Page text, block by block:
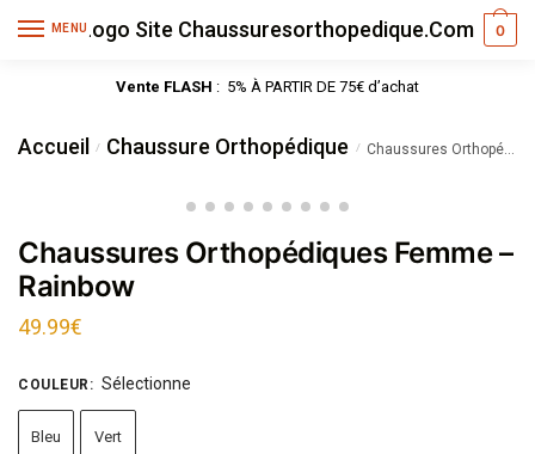
MENU 0
Vente FLASH : 5% À PARTIR DE 75€ d’achat
Accueil / Chaussure Orthopédique / Chaussures Orthopédiques Femme – Rainbow
Chaussures Orthopédiques Femme –
Rainbow
49.99€
COULEUR : Sélectionne
Bleu Vert